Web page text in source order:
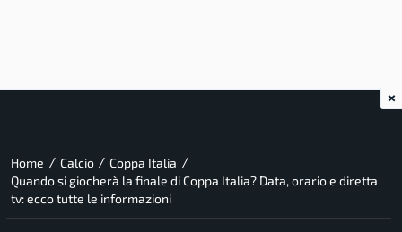
Home / Calcio / Coppa Italia /
Quando si giocherà la finale di Coppa Italia? Data, orario e diretta
tv: ecco tutte le informazioni
×